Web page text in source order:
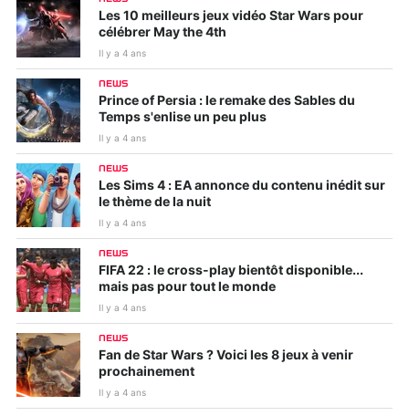
Les 10 meilleurs jeux vidéo Star Wars pour
célébrer May the 4th
Il y a 4 ans
NEWS
Prince of Persia : le remake des Sables du
Temps s'enlise un peu plus
Il y a 4 ans
NEWS
Les Sims 4 : EA annonce du contenu inédit sur
le thème de la nuit
Il y a 4 ans
NEWS
FIFA 22 : le cross-play bientôt disponible...
mais pas pour tout le monde
Il y a 4 ans
NEWS
Fan de Star Wars ? Voici les 8 jeux à venir
prochainement
Il y a 4 ans